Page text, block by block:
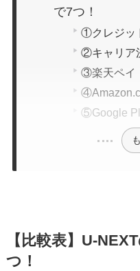
で7つ！
①クレジッ
②キャリア
③楽天ペイ
⑤Google
【比較表】U-
つ！